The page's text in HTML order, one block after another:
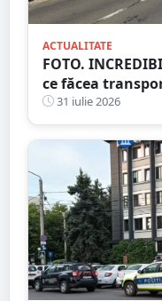
ACTUALITATE
FOTO.
ce făcea
reținut
31 iulie 2026